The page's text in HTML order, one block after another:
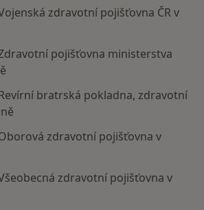
zdravotní pojišťovna ČR v
pojišťovna ministerstva
bratrská pokladna, zdravotní
zdravotní pojišťovna v
zdravotní pojišťovna v